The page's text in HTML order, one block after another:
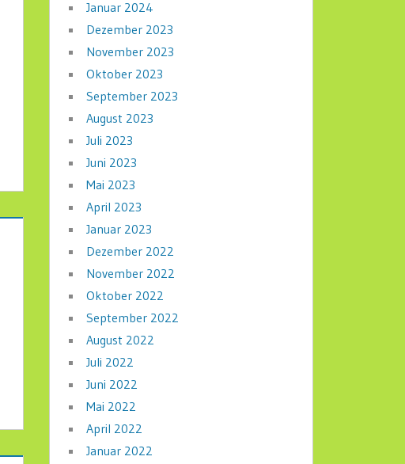
Januar 2024
Dezember 2023
November 2023
Oktober 2023
September 2023
August 2023
Juli 2023
Juni 2023
Mai 2023
April 2023
Januar 2023
Dezember 2022
November 2022
Oktober 2022
September 2022
August 2022
Juli 2022
Juni 2022
Mai 2022
April 2022
Januar 2022